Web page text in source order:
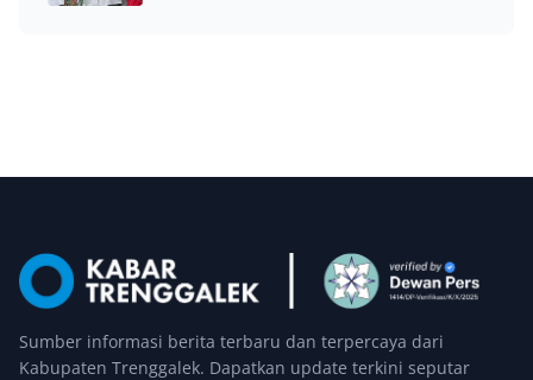
Sumber informasi berita terbaru dan terpercaya dari
Kabupaten Trenggalek. Dapatkan update terkini seputar